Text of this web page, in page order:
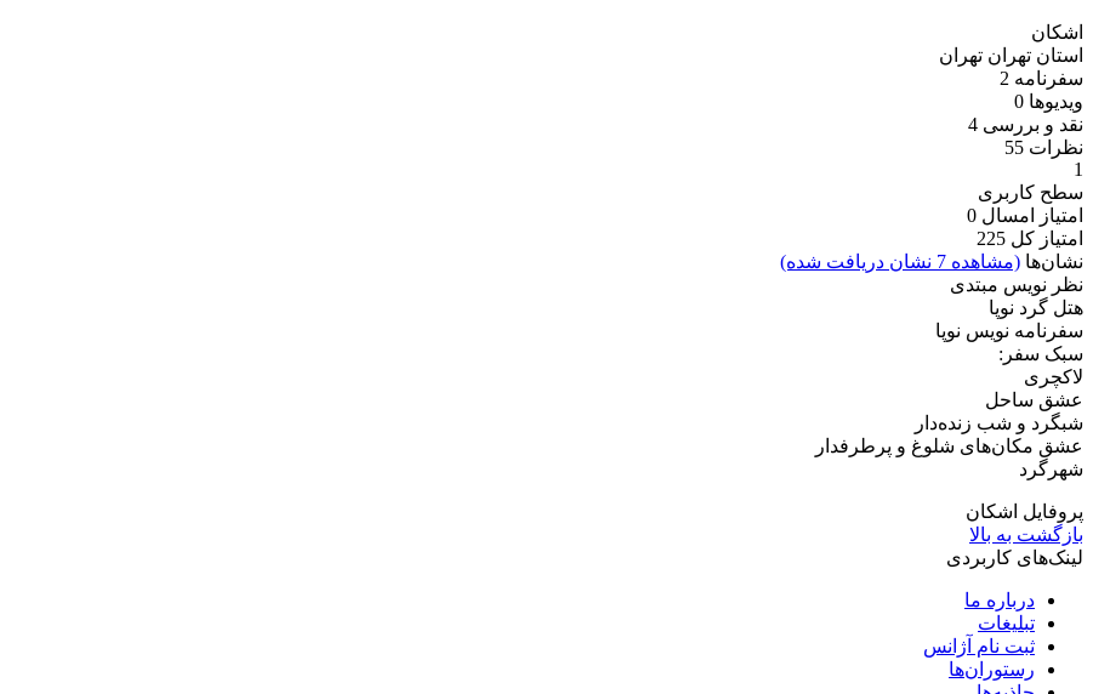
اشکان
استان تهران تهران
سفرنامه 2
ویدیو‌ها 0
نقد و بررسی 4
نظرات 55
1
سطح کاربری
امتیاز امسال 0
امتیاز کل 225
نشان‌ها (مشاهده 7 نشان دریافت شده)
نظر نویس مبتدی
هتل گرد نوپا
سفرنامه نویس نوپا
سبک سفر:
لاکچری
عشق ساحل
شبگرد و شب زنده‌دار
عشق مکان‌های شلوغ و پرطرفدار
شهرگرد
پروفایل اشکان
بازگشت به بالا
لینک‌های کاربردی
درباره ما
تبلیغات
ثبت نام آژانس
رستوران‌ها